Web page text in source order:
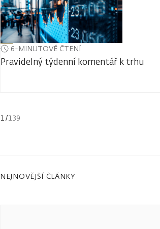
6-MINUTOVÉ ČTENÍ
Pravidelný týdenní komentář k trhu
1 /139
NEJNOVĚJŠÍ ČLÁNKY